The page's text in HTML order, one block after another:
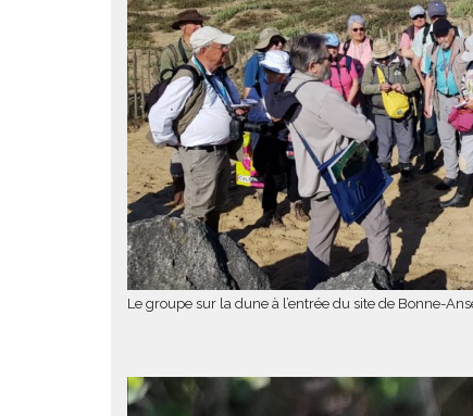
Le groupe sur la dune à l’entrée du site de Bonne-